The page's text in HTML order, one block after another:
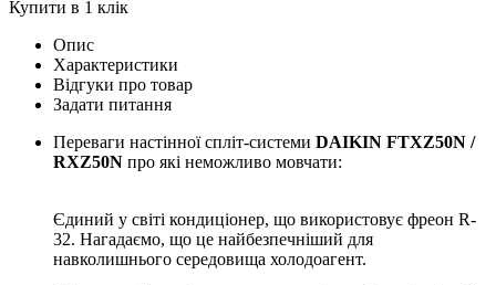
Купити в 1 клік
Опис
Характеристики
Відгуки про товар
Задати питання
Переваги настінної спліт-системи DAIKIN FTXZ50N /
RXZ50N про які неможливо мовчати:
Єдиний у світі кондиціонер, що використовує фреон R-
32. Нагадаємо, що це найбезпечніший для
навколишнього середовища холодоагент.